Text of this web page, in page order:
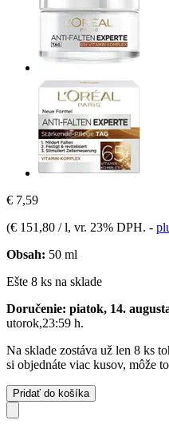
€ 7,59
(€ 151,80 / l, vr. 23% DPH. -
Obsah: 50 ml
Ešte 8 ks na sklade
Doručenie: piatok, 14.
utorok,23:59 h.
Na sklade zostáva už len 8 ks
si objednáte viac kusov, môže
Pridať do košíka